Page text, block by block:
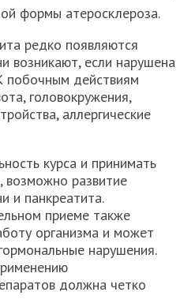
формы атеросклероза.
редко появляются
возникают, если нарушена
побочным действиям
головокружения,
аллергические
курса и принимать
развитие
и панкреатита.
приеме также
организма и может
нарушения.
должна четко